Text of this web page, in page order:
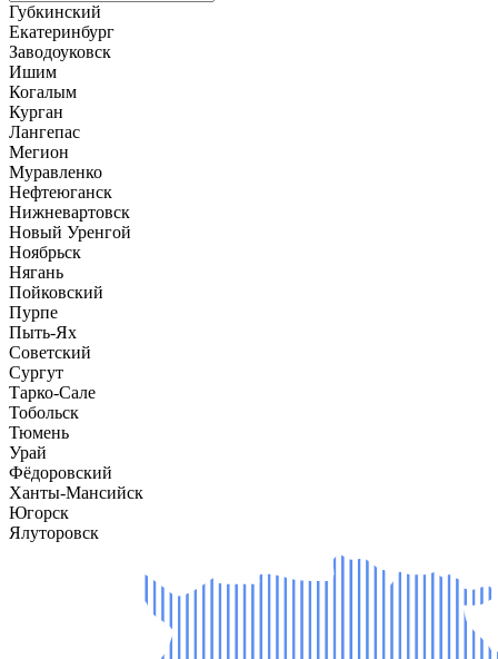
Губкинский
Екатеринбург
Заводоуковск
Ишим
Когалым
Курган
Лангепас
Мегион
Муравленко
Нефтеюганск
Нижневартовск
Новый Уренгой
Ноябрьск
Нягань
Пойковский
Пурпе
Пыть-Ях
Советский
Сургут
Тарко-Сале
Тобольск
Тюмень
Урай
Фёдоровский
Ханты-Мансийск
Югорск
Ялуторовск